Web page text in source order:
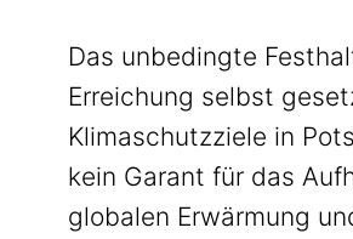
Das unbedingte
Erreichung selbst
Klimaschutzziele in
kein Garant für das
globalen Erwärmung